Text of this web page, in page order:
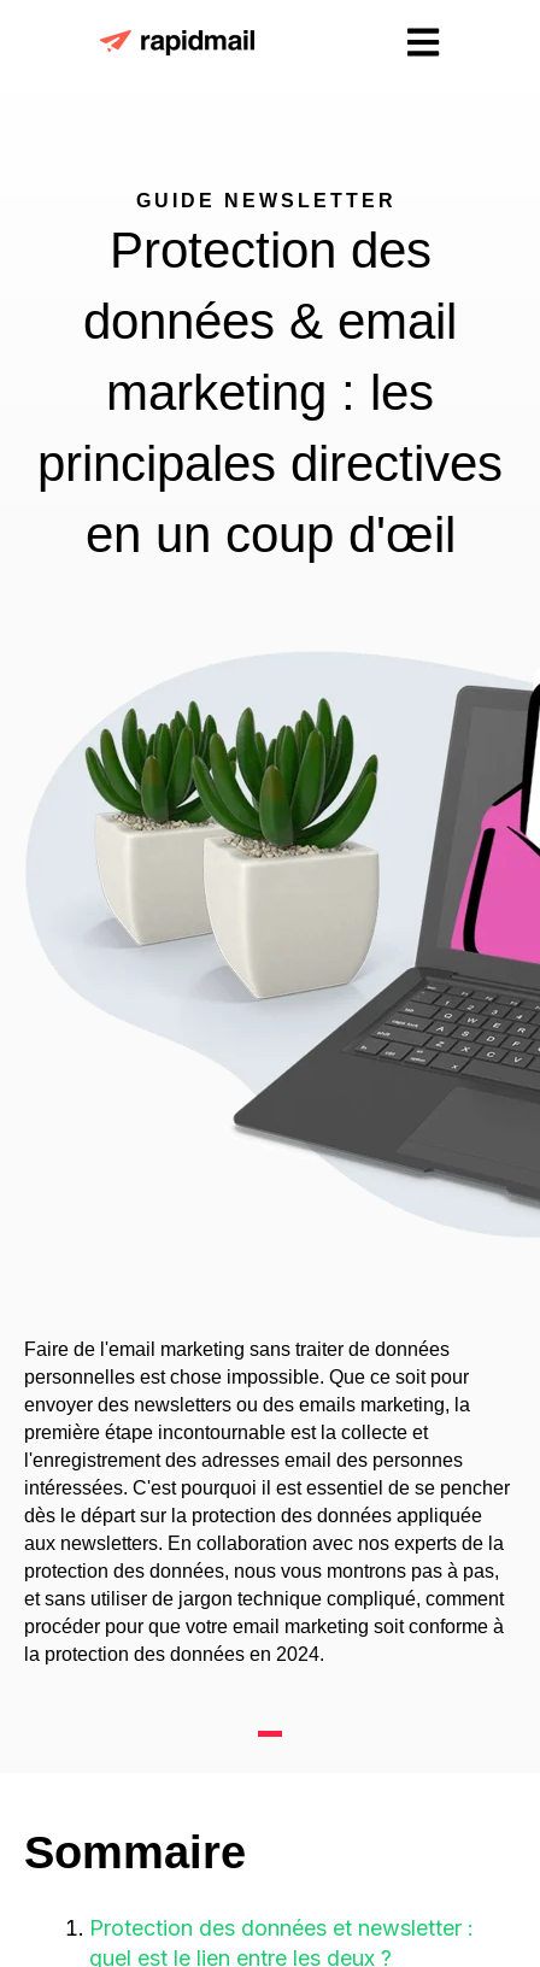
Open main
GUIDE NEWSLETTER
Protection des
données & email
marketing : les
principales directives
en un coup d'œil
Faire de l'email marketing sans traiter de données
personnelles est chose impossible. Que ce soit pour
envoyer des newsletters ou des emails marketing, la
première étape incontournable est la collecte et
l'enregistrement des adresses email des personnes
intéressées. C'est pourquoi il est essentiel de se pencher
dès le départ sur la protection des données appliquée
aux newsletters. En collaboration avec nos experts de la
protection des données, nous vous montrons pas à pas,
et sans utiliser de jargon technique compliqué, comment
procéder pour que votre email marketing soit conforme à
la protection des données en 2024.
Sommaire
Protection des données et newsletter :
quel est le lien entre les deux ?